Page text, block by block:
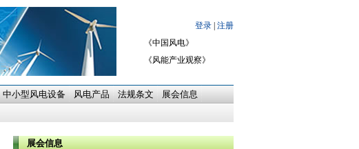
《中国风电》
《风能产业观察》
中小型风电设备 风电产品 法规条文 展会信息
展会信息